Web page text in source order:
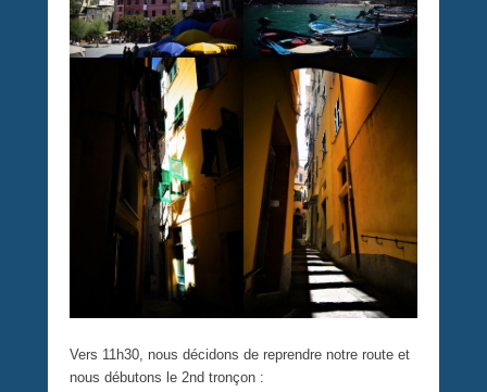
Vers 11h30, nous décidons de reprendre notre route et
nous débutons le 2nd tronçon :